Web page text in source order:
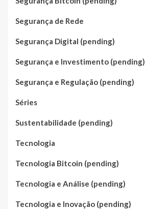
Segurança de Rede
Segurança Digital (pending)
Segurança e Investimento (pending)
Segurança e Regulação (pending)
Séries
Sustentabilidade (pending)
Tecnologia
Tecnologia Bitcoin (pending)
Tecnologia e Análise (pending)
Tecnologia e Inovação (pending)